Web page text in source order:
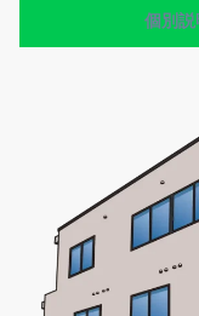
個別説